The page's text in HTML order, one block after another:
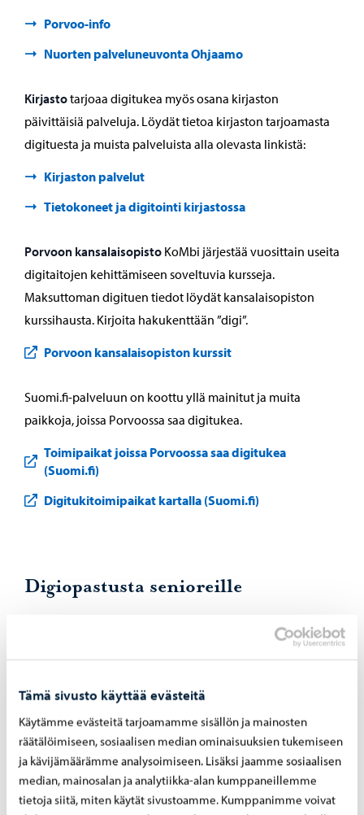
Tämä sivusto käyttää evästeitä
Käytämme evästeitä tarjoamamme sisällön ja mainosten
räätälöimiseen, sosiaalisen median ominaisuuksien tukemiseen
ja kävijämäärämme analysoimiseen. Lisäksi jaamme sosiaalisen
median, mainosalan ja analytiikka-alan kumppaneillemme
tietoja siitä, miten käytät sivustoamme. Kumppanimme voivat
Porvoo-info
Nuorten palveluneuvonta Ohjaamo
Kirjastotarjoaa digitukea myös osana kirjaston
päivittäisiä palveluja. Löydät tietoa kirjaston tarjoamasta
digituesta ja muista palveluista alla olevasta linkistä:
Kirjaston palvelut
Tietokoneet ja digitointi kirjastossa
Porvoon kansalaisopisto KoMbi järjestää vuosittain useita
digitaitojen kehittämiseen soveltuvia kursseja.
Maksuttoman digituen tiedot löydät kansalaisopiston
kurssihausta. Kirjoita hakukenttään ”digi”.
Porvoon kansalaisopiston kurssit
Suomi.fi-palveluun on koottu yllä mainitut ja muita
paikkoja, joissa Porvoossa saa digitukea.
Toimipaikat joissa Porvoossa saa digitukea
(Suomi.fi)
Digitukitoimipaikat kartalla (Suomi.fi)
Digiopastusta senioreille
Senioreille on tarjolla etä- ja lähiopastusta tietotekniikan
käytössä ja etätietoiskuja. Opastusta antavat ENTER ry:n
tarvittaessa myös etäyhteyden muodostamisessa.
ENTER digiopastukset kirjastoissa
Pyydä ENTER-etäopastusta
Lisätietoa ENTERin etänä järjestämistä tietoiskuista
ja ilmoittautumisesta